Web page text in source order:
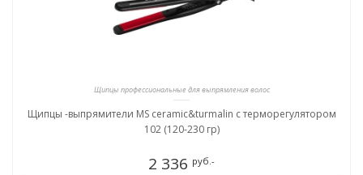
Щипцы профессиональные для выпрямления волос
Щипцы -выпрямители MS ceramic&turmalin c терморегулятором
102 (120-230 гр)
2 336 руб.-